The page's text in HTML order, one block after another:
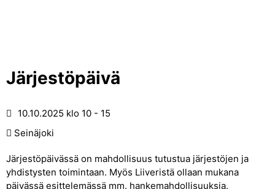
Järjestöpäivä
10.10.2025 klo 10 - 15
Seinäjoki
Järjestöpäivässä on mahdollisuus tutustua järjestöjen ja
yhdistysten toimintaan. Myös Liiveristä ollaan mukana
päivässä esittelemässä mm. hankemahdollisuuksia.